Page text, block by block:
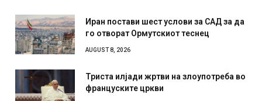
Иран постави шест услови за САД за да
го отворат Ормутскиот теснец
AUGUST 8, 2026
Триста илјади жртви на злоупотреба во
француските цркви